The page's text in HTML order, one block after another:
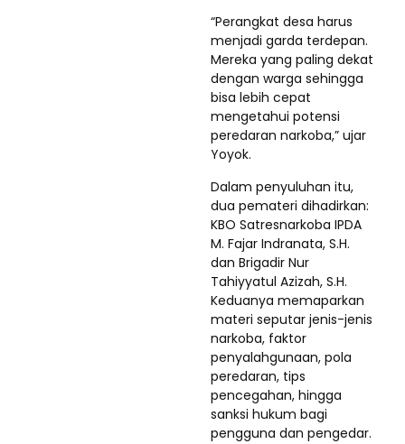
“Perangkat desa harus
menjadi garda terdepan.
Mereka yang paling dekat
dengan warga sehingga
bisa lebih cepat
mengetahui potensi
peredaran narkoba,” ujar
Yoyok.
Dalam penyuluhan itu,
dua pemateri dihadirkan:
KBO Satresnarkoba IPDA
M. Fajar Indranata, S.H.
dan Brigadir Nur
Tahiyyatul Azizah, S.H.
Keduanya memaparkan
materi seputar jenis-jenis
narkoba, faktor
penyalahgunaan, pola
peredaran, tips
pencegahan, hingga
sanksi hukum bagi
pengguna dan pengedar.